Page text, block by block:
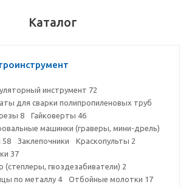
Каталог
инструмент 72
для сварки полипропиленовых труб
8 Гайковерты 46
машинки (граверы, мини-дрель)
58 Заклепочники Краскопульты 2
37
(степлеры, гвоздезабиватели) 2
по металлу 4 Отбойные молотки 17